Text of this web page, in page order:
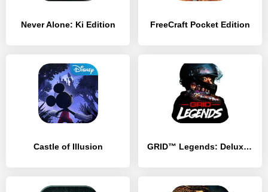
Never Alone: Ki Edition FreeCraft Pocket Edition
Castle of Illusion GRID™ Legends: Deluxe Edition